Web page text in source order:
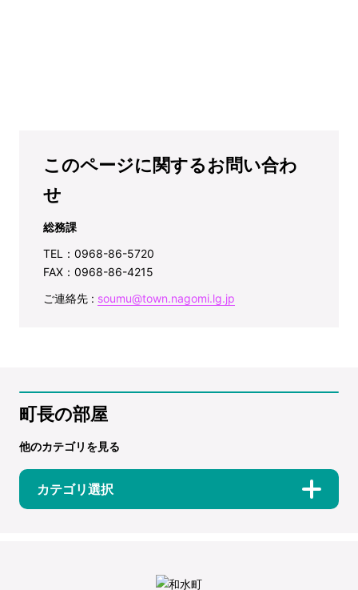
このページに関するお問い合わ
せ
総務課
TEL：0968-86-5720
FAX：0968-86-4215
ご連絡先 : soumu@town.nagomi.lg.jp
町長の部屋
他のカテゴリを見る
カテゴリ選択